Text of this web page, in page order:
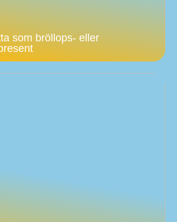
som bröllops- eller